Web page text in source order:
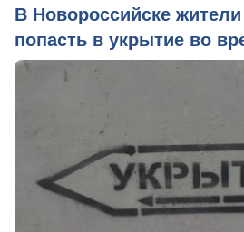
В Новороссийске
попасть в укрытие во